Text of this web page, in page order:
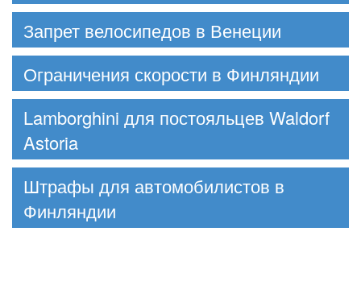
Запрет велосипедов в Венеции
Ограничения скорости в Финляндии
Lamborghini для постояльцев Waldorf
Astoria
Штрафы для автомобилистов в
Финляндии